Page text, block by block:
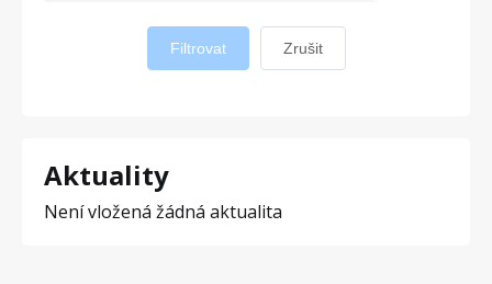
Filtrovat Zrušit
Aktuality
Není vložená žádná aktualita